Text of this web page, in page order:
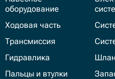
оборудование
Ходовая часть
Трансмиссия
Гидравлика
Пальцы и втулки